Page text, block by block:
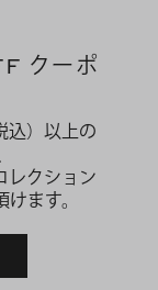
クーポ
込）以上の
レクション
ます。